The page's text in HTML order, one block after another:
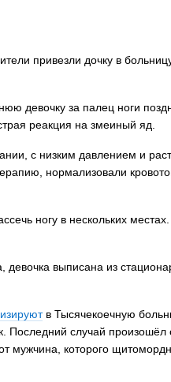
привезли дочку в
девочку за палец ноги
реакция на змеиный яд.
с низким давлением и
нормализовали
ногу в нескольких
выписана из
в Тысячекоечную
Последний случай произошёл
мужчина, которого